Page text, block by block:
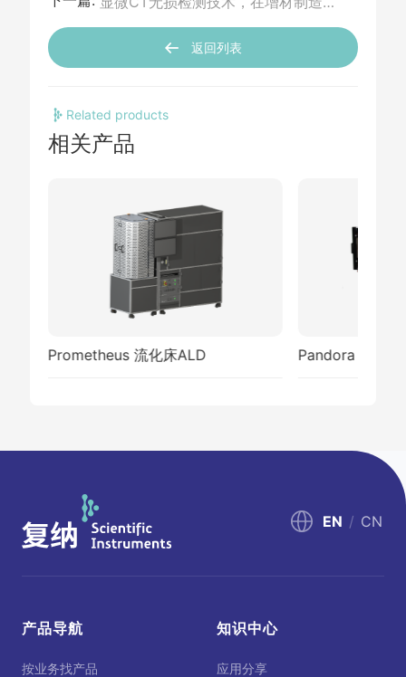
返回列表
Related products
相关产品
Prometheus 流化床ALD Pandora 旋转
EN / CN
产品导航
按业务找产品
知识中心
应用分享